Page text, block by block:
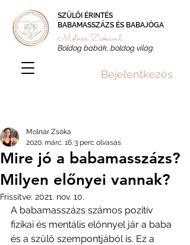
SZÜLŐI ÉRINTÉS
BABAMASSZÁZS ÉS BABAJÓGA
Boldog babák, boldog világ.
Molnár Zsókával
Bejelentkezés
Mire jó a babamasszázs?
Milyen előnyei vannak?
Molnár Zsóka
2020. márc. 16.3 perc olvasás
Frissítve: 2021. nov. 10.
A babamasszázs számos pozitív
fizikai és mentális előnnyel jár a baba
és a szülő szempontjából is. Ez a